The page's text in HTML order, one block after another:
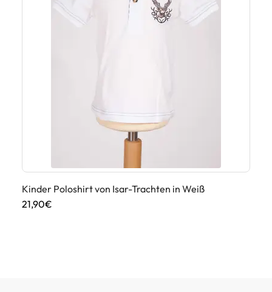
Kinder Poloshirt von Isar-Trachten in Weiß
21,90€